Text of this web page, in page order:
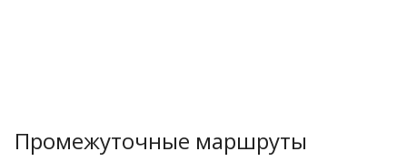
Промежуточные маршруты